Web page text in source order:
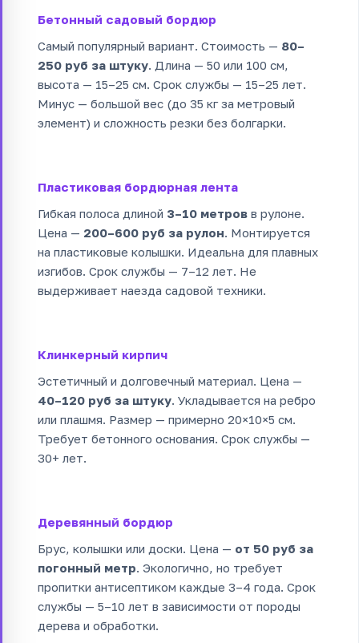
Бетонный садовый бордюр
Самый популярный вариант. Стоимость — 80–
250 руб за штуку. Длина — 50 или 100 см,
высота — 15–25 см. Срок службы — 15–25 лет.
Минус — большой вес (до 35 кг за метровый
элемент) и сложность резки без болгарки.
Пластиковая бордюрная лента
Гибкая полоса длиной 3–10 метров в рулоне.
Цена — 200–600 руб за рулон. Монтируется
на пластиковые колышки. Идеальна для плавных
изгибов. Срок службы — 7–12 лет. Не
выдерживает наезда садовой техники.
Клинкерный кирпич
Эстетичный и долговечный материал. Цена —
40–120 руб за штуку. Укладывается на ребро
или плашмя. Размер — примерно 20×10×5 см.
Требует бетонного основания. Срок службы —
30+ лет.
Деревянный бордюр
Брус, колышки или доски. Цена — от 50 руб за
погонный метр. Экологично, но требует
пропитки антисептиком каждые 3–4 года. Срок
службы — 5–10 лет в зависимости от породы
дерева и обработки.